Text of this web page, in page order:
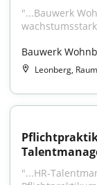
"...Bauwerk
Bauwerk
Leonberg, Raum
"...HR-